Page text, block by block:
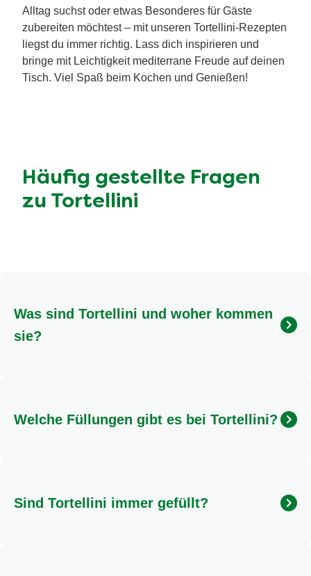
Alltag suchst oder etwas Besonderes für Gäste
zubereiten möchtest – mit unseren Tortellini-Rezepten
liegst du immer richtig. Lass dich inspirieren und
bringe mit Leichtigkeit mediterrane Freude auf deinen
Tisch. Viel Spaß beim Kochen und Genießen!
Häufig gestellte Fragen
zu Tortellini
Was sind Tortellini und woher kommen
sie?
Name bedeutet "kleine Kuchen".
Welche Füllungen gibt es bei Tortellini?
Geschmack etwas bieten.
Sind Tortellini immer gefüllt?